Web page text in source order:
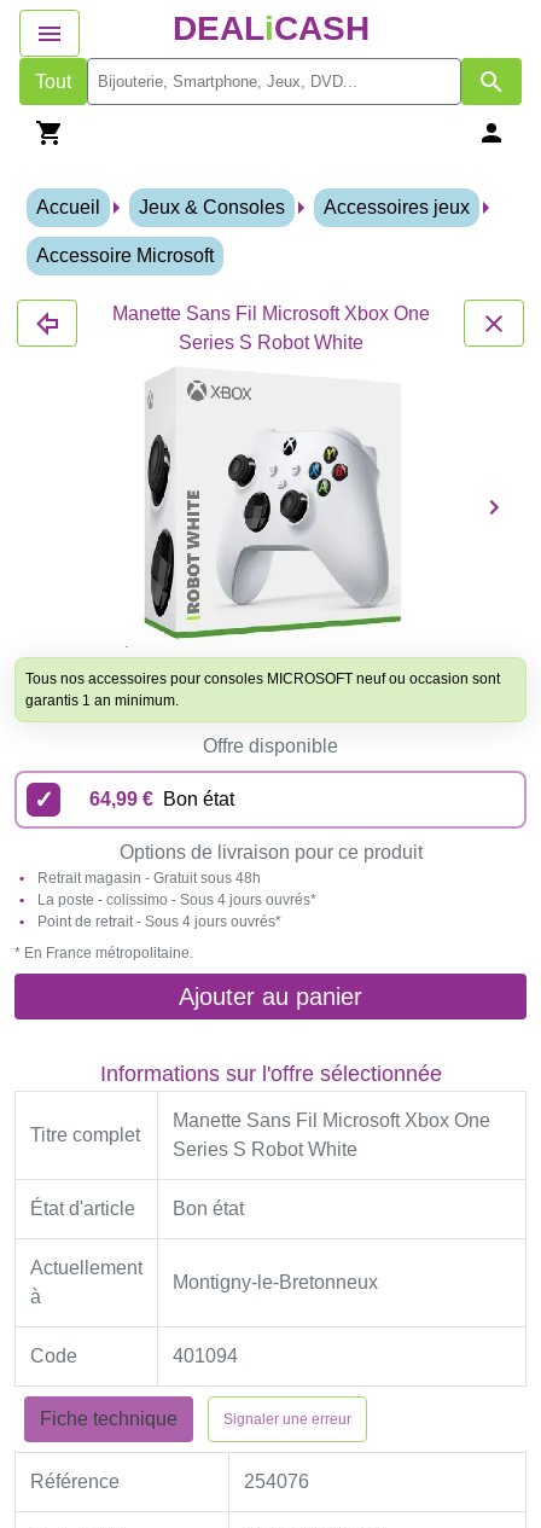
DEALiCASH
Tout
Accueil Jeux & Consoles Accessoires jeux
Accessoire Microsoft
Manette Sans Fil Microsoft Xbox One
Series S Robot White
Tous nos accessoires pour consoles MICROSOFT neuf ou occasion sont
garantis 1 an minimum.
Offre disponible
64,99 € Bon état
Options de livraison pour ce produit
Retrait magasin - Gratuit sous 48h
La poste - colissimo - Sous 4 jours ouvrés*
Point de retrait - Sous 4 jours ouvrés*
* En France métropolitaine.
Ajouter au panier
Informations sur l'offre sélectionnée
Titre complet
Manette Sans Fil Microsoft Xbox One
Series S Robot White
État d'article Bon état
Actuellement
à
Montigny-le-Bretonneux
Code 401094
Fiche technique Signaler une erreur
Référence 254076